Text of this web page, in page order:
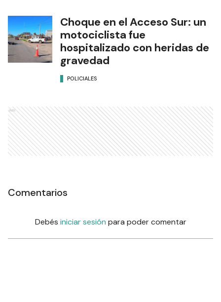
Choque en el Acceso Sur: un
motociclista fue
hospitalizado con heridas de
gravedad
POLICIALES
Ads
Comentarios
Debés iniciar sesión para poder comentar